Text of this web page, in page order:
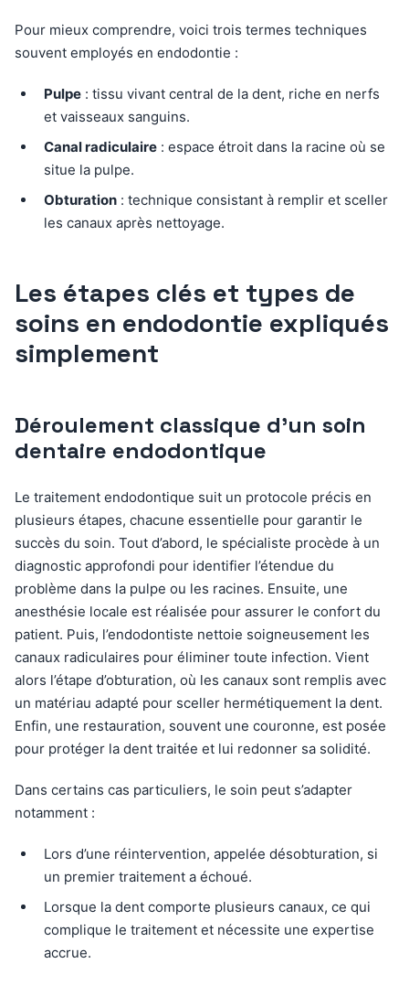
Pour mieux comprendre, voici trois termes techniques
souvent employés en endodontie :
Pulpe : tissu vivant central de la dent, riche en nerfs
et vaisseaux sanguins.
Canal radiculaire : espace étroit dans la racine où se
situe la pulpe.
Obturation : technique consistant à remplir et sceller
les canaux après nettoyage.
Les étapes clés et types de
soins en endodontie expliqués
simplement
Déroulement classique d’un soin
dentaire endodontique
Le traitement endodontique suit un protocole précis en
plusieurs étapes, chacune essentielle pour garantir le
succès du soin. Tout d’abord, le spécialiste procède à un
diagnostic approfondi pour identifier l’étendue du
problème dans la pulpe ou les racines. Ensuite, une
anesthésie locale est réalisée pour assurer le confort du
patient. Puis, l’endodontiste nettoie soigneusement les
canaux radiculaires pour éliminer toute infection. Vient
alors l’étape d’obturation, où les canaux sont remplis avec
un matériau adapté pour sceller hermétiquement la dent.
Enfin, une restauration, souvent une couronne, est posée
pour protéger la dent traitée et lui redonner sa solidité.
Dans certains cas particuliers, le soin peut s’adapter
notamment :
Lors d’une réintervention, appelée désobturation, si
un premier traitement a échoué.
Lorsque la dent comporte plusieurs canaux, ce qui
complique le traitement et nécessite une expertise
accrue.